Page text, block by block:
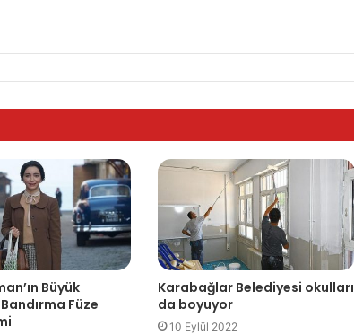
Büyük
Füze
Karabağlar Belediyesi okulları
da boyuyor
10 Eylül 2022